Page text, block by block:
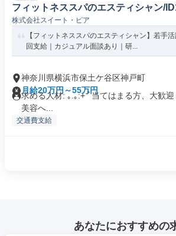
フィットネススパのエスティシャン/
株式会社スイート・ピア
【フィットネススパのエスティシャン】若手
回支給｜カジュアル面談あり｜研...
神奈川県横浜市保土ケ谷区神戸町
月給20万円～55万円
求める人材: ｡.｡:+ ﾟ当てはまる方、大歓
美容へ...
交通費支給
あなたにおすすめの